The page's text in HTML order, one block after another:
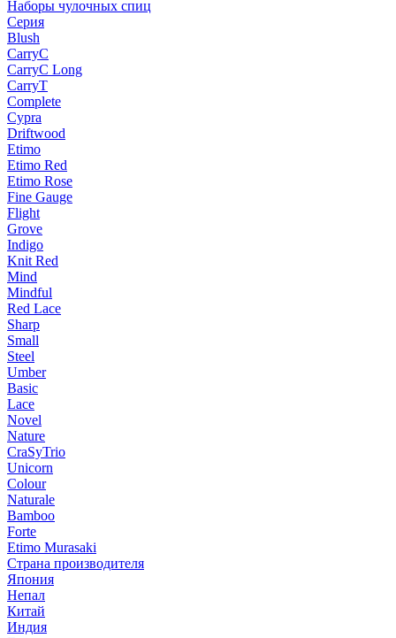
Наборы чулочных спиц
Серия
Blush
CarryC
CarryC Long
CarryT
Complete
Cypra
Driftwood
Etimo
Etimo Red
Etimo Rose
Fine Gauge
Flight
Grove
Indigo
Knit Red
Mind
Mindful
Red Lace
Sharp
Small
Steel
Umber
Basic
Lace
Novel
Nature
CraSyTrio
Unicorn
Colour
Naturale
Bamboo
Forte
Etimo Murasaki
Страна производителя
Япония
Непал
Китай
Индия